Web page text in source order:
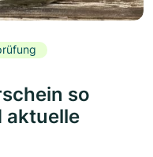
so
aktuelle